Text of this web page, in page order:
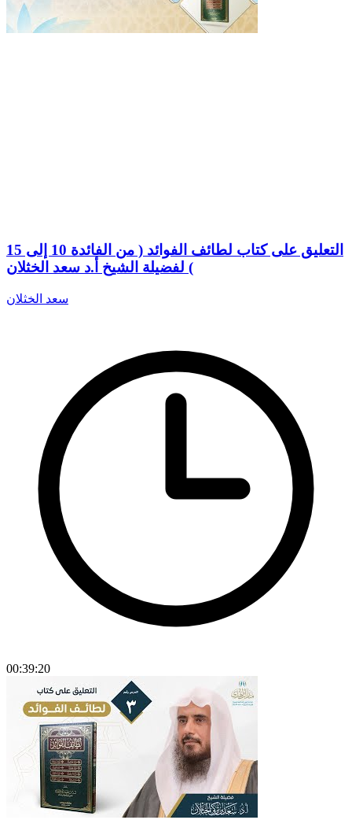
التعليق على كتاب لطائف الفوائد ( من الفائدة 10 إلى 15
) لفضيلة الشيخ أ.د سعد الخثلان
سعد الخثلان
00:39:20